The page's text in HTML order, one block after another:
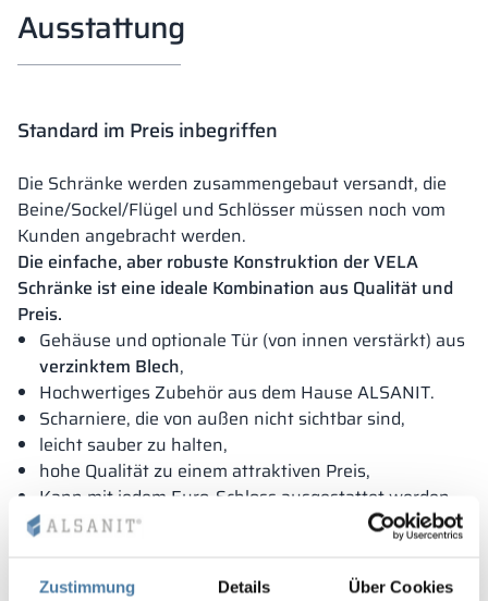
Zustimmung Details Über Cookies
Ausstattung
Standard im Preis inbegriffen
Die Schränke werden zusammengebaut versandt, die
Beine/Sockel/Flügel und Schlösser müssen noch vom
Kunden angebracht werden.
Die einfache, aber robuste Konstruktion der VELA
Schränke ist eine ideale Kombination aus Qualität und
Preis.
Gehäuse und optionale Tür (von innen verstärkt) aus
verzinktem Blech,
Hochwertiges Zubehör aus dem Hause ALSANIT.
Scharniere, die von außen nicht sichtbar sind,
leicht sauber zu halten,
hohe Qualität zu einem attraktiven Preis,
Kann mit jedem Euro-Schloss ausgestattet werden.
verlängerte Garantiezeit für Metall+Metall-Schränke